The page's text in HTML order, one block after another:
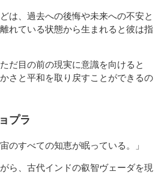
は、過去への後悔や未来への不安と
れている状態から生まれると彼は指
だ目の前の現実に意識を向けると
さと平和を取り戻すことができるの
プラ
のすべての知恵が眠っている。」
ら、古代インドの叡智ヴェーダを現